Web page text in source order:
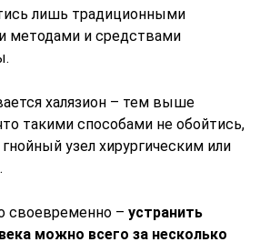
лишь традиционными
методами и средствами
халязион – тем выше
такими способами не обойтись,
узел хирургическим или
своевременно –устранить
можно всего за несколько